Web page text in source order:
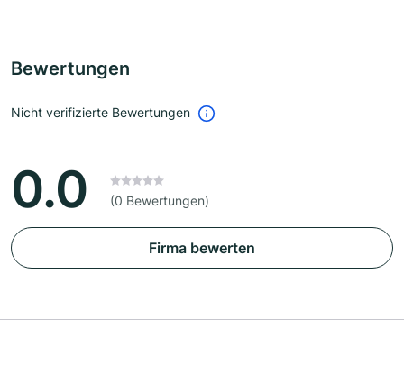
Bewertungen
Nicht verifizierte Bewertungen
0.0 (0 Bewertungen)
Firma bewerten